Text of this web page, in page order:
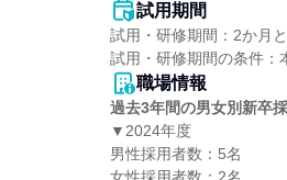
試用期間
試用・研修期間：2か月
職場情報
過去3年間の男女別新卒
▼2024年度
男性採用者数：5名